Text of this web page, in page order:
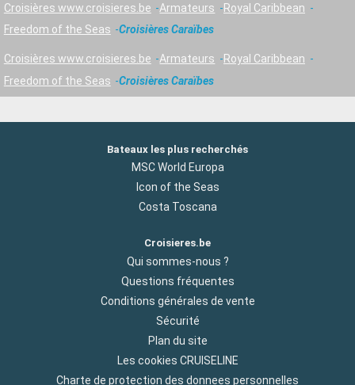
Croisières www.croisieres.be Armateurs
Royal Caribbean
Freedom of the Seas
Croisières Caraïbes
Croisières www.croisieres.be Armateurs
Royal Caribbean
Freedom of the Seas
Croisières Caraïbes
Bateaux les plus recherchés
MSC World Europa
Icon of the Seas
Costa Toscana
Croisieres.be
Qui sommes-nous ?
Questions fréquentes
Conditions générales de vente
Sécurité
Plan du site
Les cookies CRUISELINE
Charte de protection des donnees personnelles